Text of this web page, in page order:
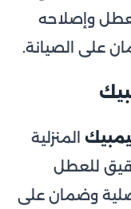
وإصلاحه
على الصيانة.
المنزلية
للعطل
وضمان على